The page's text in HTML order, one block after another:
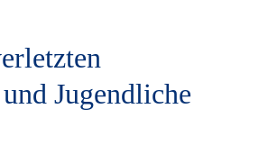
Jugendliche